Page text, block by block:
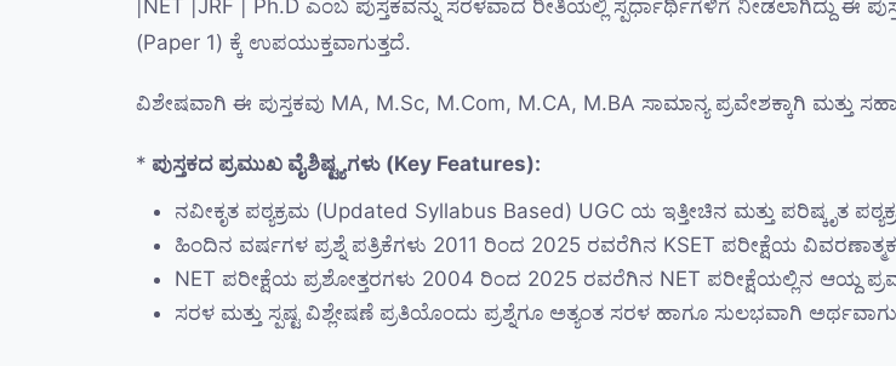
|NET |JRF | Ph.D ಎಂಬ ಪುಸ್ತಕವನ್ನು ಸರಳವಾದ ರೀತಿಯಲ್ಲಿ ಸ್ಪರ್ಧಾರ್ಥಿಗಳಿಗೆ ನೀಡಲಾಗಿದ್ದು ಈ
(Paper 1) ಕ್ಕೆ ಉಪಯುಕ್ತವಾಗುತ್ತದೆ.
ವಿಶೇಷವಾಗಿ ಈ ಪುಸ್ತಕವು MA, M.Sc, M.Com, M.CA, M.BA ಸಾಮಾನ್ಯ ಪ್ರವೇಶಕ್ಕಾಗಿ ಮತ್ತು
* ಪುಸ್ತಕದ ಪ್ರಮುಖ ವೈಶಿಷ್ಟ್ಯಗಳು (Key Features):
ನವೀಕೃತ ಪಠ್ಯಕ್ರಮ (Updated Syllabus Based) UGC ಯ ಇತ್ತೀಚಿನ ಮತ್ತು ಪರಿಷ್ಕೃತ
ಹಿಂದಿನ ವರ್ಷಗಳ ಪ್ರಶ್ನೆ ಪತ್ರಿಕೆಗಳು 2011 ರಿಂದ 2025 ರವರೆಗಿನ KSET ಪರೀಕ್ಷೆಯ
NET ಪರೀಕ್ಷೆಯ ಪ್ರಶೋತ್ತರಗಳು 2004 ರಿಂದ 2025 ರವರೆಗಿನ NET ಪರೀಕ್ಷೆಯಲ್ಲಿನ ಆಯ್ದ
ಸರಳ ಮತ್ತು ಸ್ಪಷ್ಟ ವಿಶ್ಲೇಷಣೆ ಪ್ರತಿಯೊಂದು ಪ್ರಶ್ನೆಗೂ ಅತ್ಯಂತ ಸರಳ ಹಾಗೂ ಸುಲಭವಾಗಿ